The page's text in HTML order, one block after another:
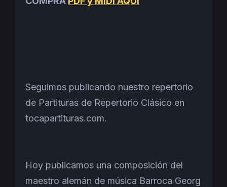
Seguimos publicando nuestro repertorio
de Partituras de Repertorio Clásico en
tocapartituras.com.
Hoy publicamos una composición del
maestro alemán de música Barroca Georg